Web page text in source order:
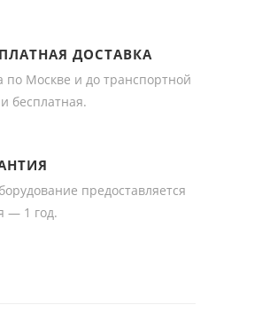
ДОСТАВКА
по Москве и до транспортной
бесплатная.
предоставляется
— 1 год.